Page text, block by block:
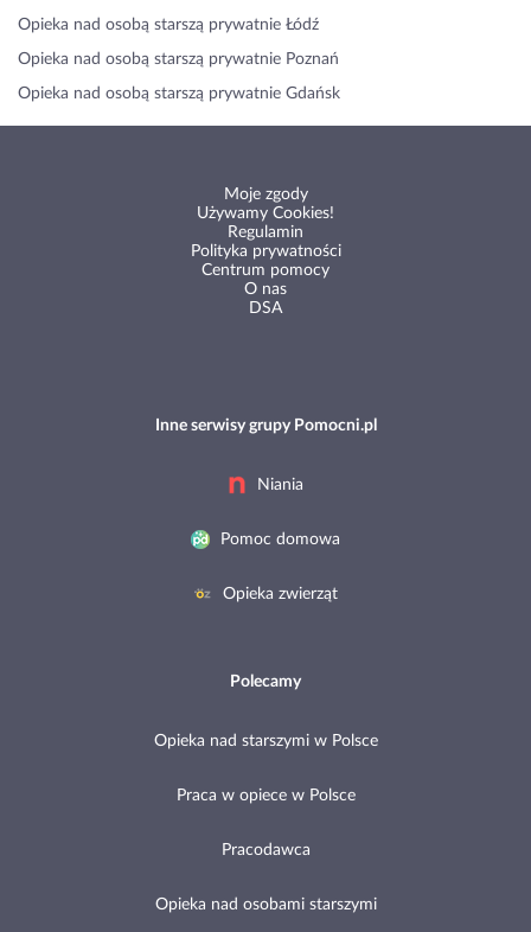
Opieka nad osobą starszą prywatnie Łódź
Opieka nad osobą starszą prywatnie Poznań
Opieka nad osobą starszą prywatnie Gdańsk
Moje zgody
Używamy Cookies!
Regulamin
Polityka prywatności
Centrum pomocy
O nas
DSA
Inne serwisy grupy Pomocni.pl
Niania
Pomoc domowa
Opieka zwierząt
Polecamy
Opieka nad starszymi w Polsce
Praca w opiece w Polsce
Pracodawca
Opieka nad osobami starszymi